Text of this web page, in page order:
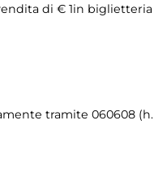
di € 1in biglietteria
tramite 060608 (h.